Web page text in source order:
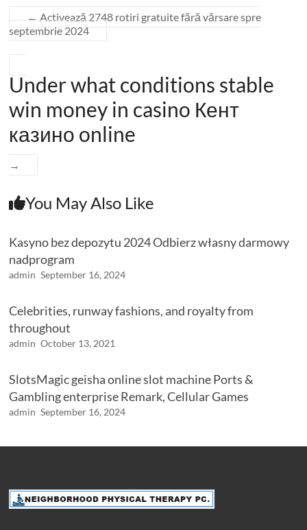
← Activează 2748 rotiri gratuite fără vărsare spre
septembrie 2024
Under what conditions stable
win money in casino Кент
казино online
→
You May Also Like
Kasyno bez depozytu 2024 Odbierz własny darmowy
nadprogram
admin September 16, 2024
Celebrities, runway fashions, and royalty from
throughout
admin October 13, 2021
SlotsMagic geisha online slot machine Ports &
Gambling enterprise Remark, Cellular Games
admin September 16, 2024